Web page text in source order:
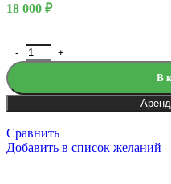
18 000 ₽
В
Сравнить
Добавить в список желаний